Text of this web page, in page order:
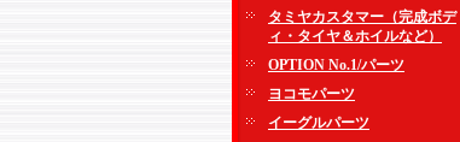
タミヤカスタマー（完成ボデ
ィ・タイヤ＆ホイルなど）
OPTION No.1/パーツ
ヨコモパーツ
イーグルパーツ